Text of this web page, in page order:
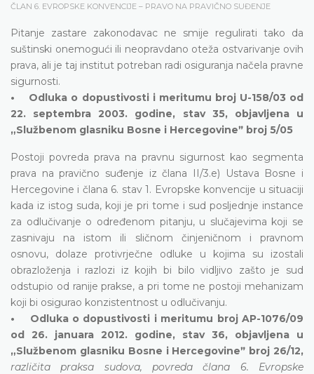
ČLAN 6. EVROPSKE KONVENCIJE – PRAVO NA PRAVIČNO SUĐENJE
Pitanje zastare zakonodavac ne smije regulirati tako da
suštinski onemogući ili neopravdano oteža ostvarivanje ovih
prava, ali je taj institut potreban radi osiguranja načela pravne
sigurnosti.
• Odluka o dopustivosti i meritumu broj U-158/03 od
22. septembra 2003. godine, stav 35, objavljena u
„Službenom glasniku Bosne i Hercegovineˮ broj 5/05
Postoji povreda prava na pravnu sigurnost kao segmenta
prava na pravično suđenje iz člana II/3.e) Ustava Bosne i
Hercegovine i člana 6. stav 1. Evropske konvencije u situaciji
kada iz istog suda, koji je pri tome i sud posljednje instance
za odlučivanje o određenom pitanju, u slučajevima koji se
zasnivaju na istom ili sličnom činjeničnom i pravnom
osnovu, dolaze protivrječne odluke u kojima su izostali
obrazloženja i razlozi iz kojih bi bilo vidljivo zašto je sud
odstupio od ranije prakse, a pri tome ne postoji mehanizam
koji bi osigurao konzistentnost u odlučivanju.
• Odluka o dopustivosti i meritumu broj AP-1076/09
od 26. januara 2012. godine, stav 36, objavljena u
„Službenom glasniku Bosne i Hercegovineˮ broj 26/12,
različita praksa sudova, povreda člana 6. Evropske